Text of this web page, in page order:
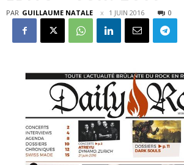
PAR GUILLAUME NATALE 1 JUIN 2016 0